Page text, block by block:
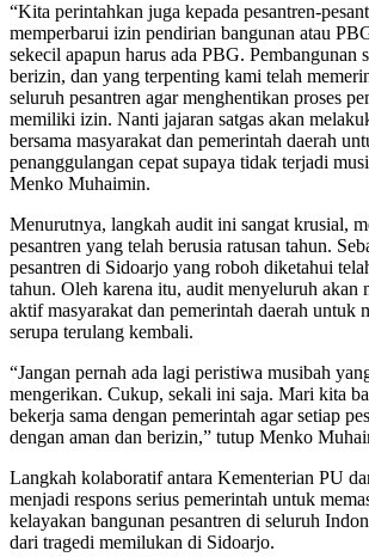
“Kita perintahkan juga kepada pesantren-
memperbarui izin pendirian bangunan atau
sekecil apapun harus ada PBG. Pembangunan
berizin, dan yang terpenting kami telah
seluruh pesantren agar menghentikan proses
memiliki izin. Nanti jajaran satgas akan
bersama masyarakat dan pemerintah daerah
penanggulangan cepat supaya tidak terjadi
Menko Muhaimin.
Menurutnya, langkah audit ini sangat krusial,
pesantren yang telah berusia ratusan tahun.
pesantren di Sidoarjo yang roboh diketahui
tahun. Oleh karena itu, audit menyeluruh akan
aktif masyarakat dan pemerintah daerah untuk
serupa terulang kembali.
“Jangan pernah ada lagi peristiwa musibah
mengerikan. Cukup, sekali ini saja. Mari kita
bekerja sama dengan pemerintah agar setiap
dengan aman dan berizin,” tutup Menko
Langkah kolaboratif antara Kementerian PU
menjadi respons serius pemerintah untuk
kelayakan bangunan pesantren di seluruh
dari tragedi memilukan di Sidoarjo.